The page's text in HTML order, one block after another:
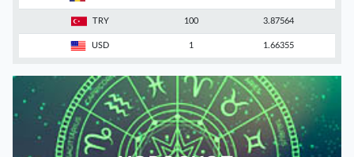
TRY 100 3.87564
USD 1 1.66355